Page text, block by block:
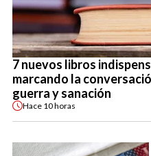
7 nuevos libros
marcando la
guerra y sanación
Hace 10 horas